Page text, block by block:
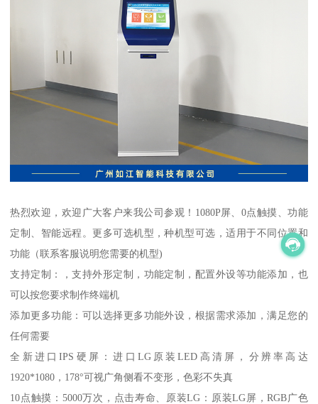
热烈欢迎，欢迎广大客户来我公司参观！1080P屏、0点触摸、功能
定制、智能远程。更多可选机型，种机型可选，适用于不同位置和
功能（联系客服说明您需要的机型)
支持定制：，支持外形定制，功能定制，配置外设等功能添加，也
可以按您要求制作终端机
添加更多功能：可以选择更多功能外设，根据需求添加，满足您的
任何需要
全新进口IPS硬屏：进口LG原装LED高清屏，分辨率高达
1920*1080，178°可视广角侧看不变形，色彩不失真
10点触摸：5000万次，点击寿命、原装LG：原装LG屏，RGB广色